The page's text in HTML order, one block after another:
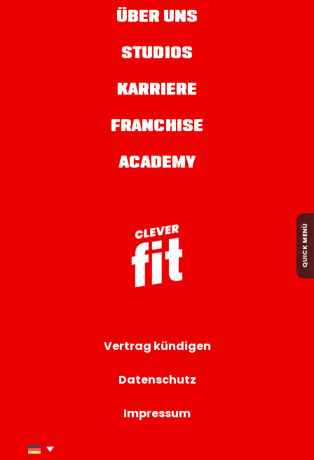
QUICK MENÜ
ÜBER UNS
STUDIOS
KARRIERE
FRANCHISE
ACADEMY
Vertrag kündigen
Datenschutz
Impressum